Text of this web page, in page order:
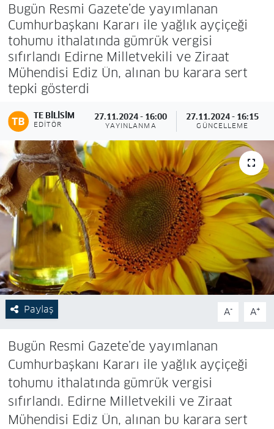
Bugün Resmi Gazete’de yayımlanan
Cumhurbaşkanı Kararı ile yağlık ayçiçeği
tohumu ithalatında gümrük vergisi
sıfırlandı Edirne Milletvekili ve Ziraat
Mühendisi Ediz Ün, alınan bu karara sert
tepki gösterdi
TE BILISIM
EDITÖR
27.11.2024 - 16:00
YAYINLANMA
27.11.2024 - 16:15
GÜNCELLEME
Paylaş A- A+
Bugün Resmi Gazete’de yayımlanan
Cumhurbaşkanı Kararı ile yağlık ayçiçeği
tohumu ithalatında gümrük vergisi
sıfırlandı. Edirne Milletvekili ve Ziraat
Mühendisi Ediz Ün, alınan bu karara sert